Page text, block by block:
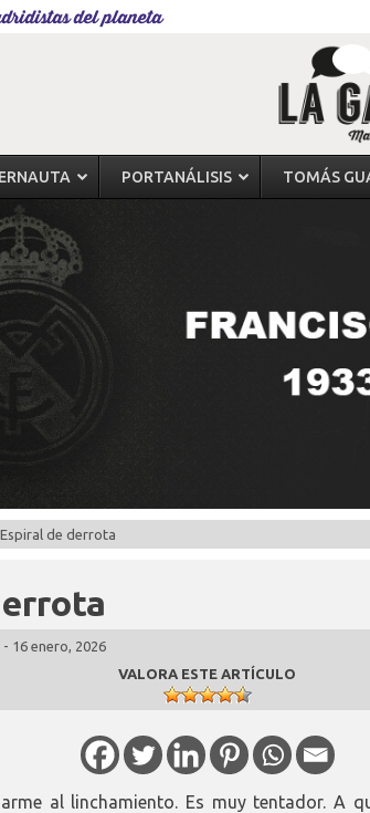
del planeta
PORTANÁLISIS TOMÁS
Espiral de derrota
- 16 enero, 2026
VALORA ESTE ARTÍCULO
al linchamiento. Es muy tentador. A